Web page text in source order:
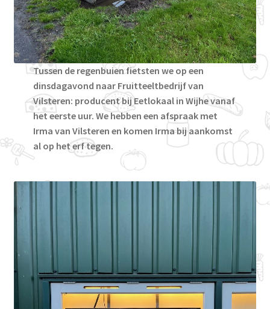
Huub Besten
Limousin-Oost
Melkveebedrijf Valk – van Dam (rauwe melk en kaas)
Blog
Verkoper Dashboard
Tussen de regenbuien fietsten we op een
dinsdagavond naar Fruitteeltbedrijf van
Vilsteren: producent bij Eetlokaal in Wijhe vanaf
het eerste uur. We hebben een afspraak met
Irma van Vilsteren en komen Irma bij aankomst
al op het erf tegen.